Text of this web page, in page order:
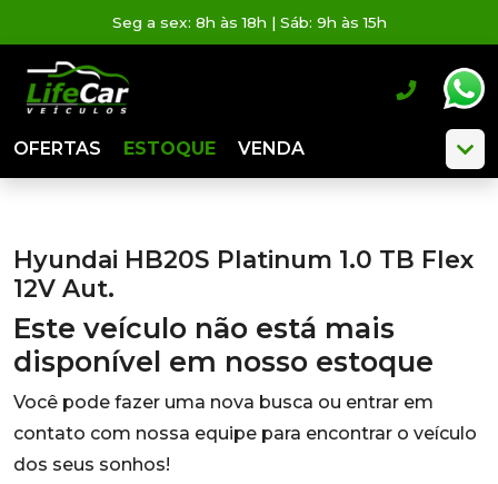
Seg a sex: 8h às 18h | Sáb: 9h às 15h
OFERTAS ESTOQUE VENDA
Hyundai HB20S Platinum 1.0 TB Flex
12V Aut.
Este veículo não está mais
disponível em nosso estoque
Você pode fazer uma nova busca ou entrar em
contato com nossa equipe para encontrar o veículo
dos seus sonhos!